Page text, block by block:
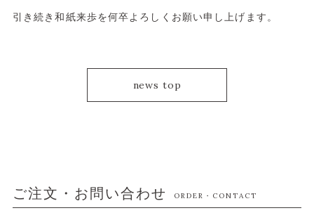
引き続き和紙来歩を何卒よろしくお願い申し上げます。
news top
ご注文・お問い合わせ ORDER・CONTACT